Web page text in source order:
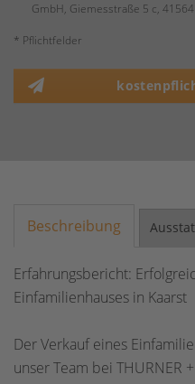
GmbH, Giemesstraße 5 c,
* Pflichtfelder
Beschreibung
Erfahrungsbericht:
Einfamilienhauses in Kaarst
Der Verkauf eines
unser Team bei THURNER